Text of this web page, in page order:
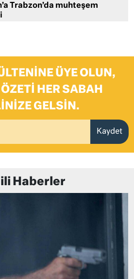
Trabzon’da muhteşem
ÜYE OLUN,
HER SABAH
GELSIN.
Kaydet
Haberler